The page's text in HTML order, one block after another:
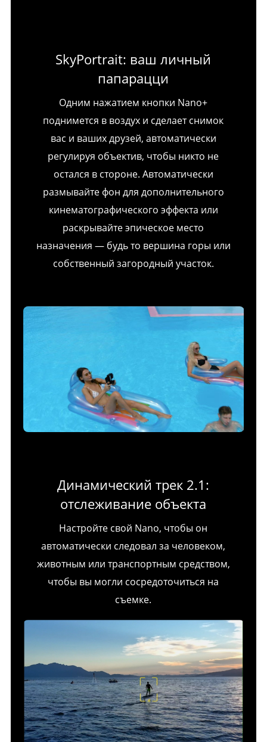
SkyPortrait: ваш личный
папарацци
Одним нажатием кнопки Nano+
поднимется в воздух и сделает снимок
вас и ваших друзей, автоматически
регулируя объектив, чтобы никто не
остался в стороне. Автоматически
размывайте фон для дополнительного
кинематографического эффекта или
раскрывайте эпическое место
назначения — будь то вершина горы или
собственный загородный участок.
Динамический трек 2.1:
отслеживание объекта
Настройте свой Nano, чтобы он
автоматически следовал за человеком,
животным или транспортным средством,
чтобы вы могли сосредоточиться на
съемке.